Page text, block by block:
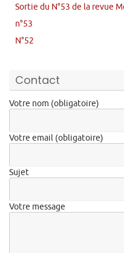
Sortie du N°53 de la revue
n°53
N°52
Contact
Votre nom (obligatoire)
Votre email (obligatoire)
Sujet
Votre message